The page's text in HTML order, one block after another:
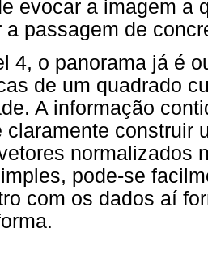
evocar a imagem a
a passagem de
4, o panorama já é
de um quadrado
A informação
claramente construir
normalizados
pode-se
com os dados aí